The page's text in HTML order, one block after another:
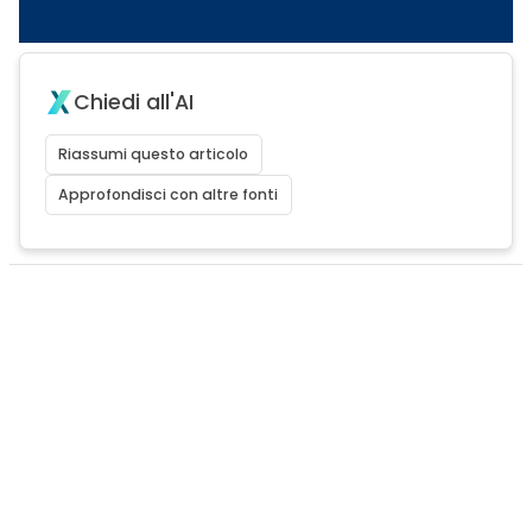
Chiedi all'AI
Riassumi questo articolo
Approfondisci con altre fonti